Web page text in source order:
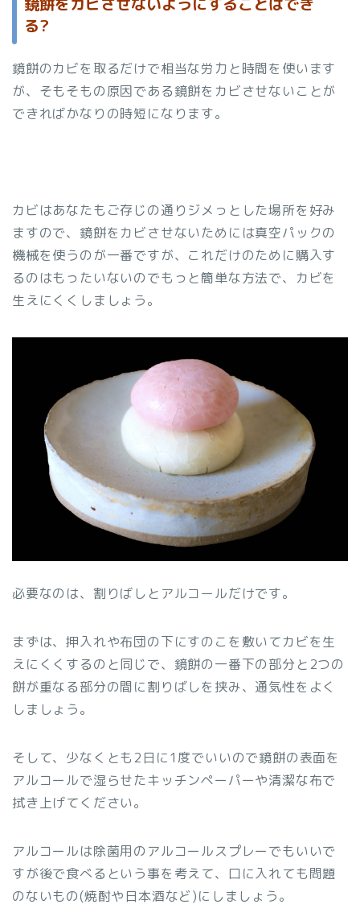
る?
鏡餅のカビを取るだけで相当な労力と時間を使います
が、そもそもの原因である鏡餅をカビさせないことが
できればかなりの時短になります。
カビはあなたもご存じの通りジメっとした場所を好み
ますので、鏡餅をカビさせないためには真空パックの
機械を使うのが一番ですが、これだけのために購入す
るのはもったいないのでもっと簡単な方法で、カビを
生えにくくしましょう。
必要なのは、割りばしとアルコールだけです。
まずは、押入れや布団の下にすのこを敷いてカビを生
えにくくするのと同じで、鏡餅の一番下の部分と2つの
餅が重なる部分の間に割りばしを挟み、通気性をよく
しましょう。
そして、少なくとも2日に1度でいいので鏡餅の表面を
アルコールで湿らせたキッチンペーパーや清潔な布で
拭き上げてください。
アルコールは除菌用のアルコールスプレーでもいいで
すが後で食べるという事を考えて、口に入れても問題
のないもの(焼酎や日本酒など)にしましょう。